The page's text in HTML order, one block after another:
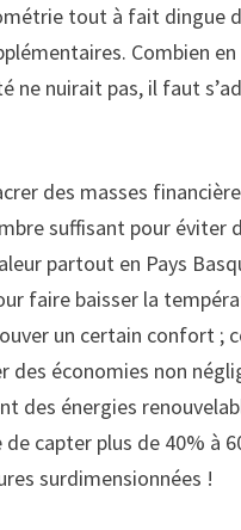
tout à fait dingue
Combien
ne nuirait pas, il faut
des masses
suffisant pour éviter
partout en Pays
faire baisser la
un certain confort ;
économies non
des énergies
capter plus de 40% à
surdimensionnées !